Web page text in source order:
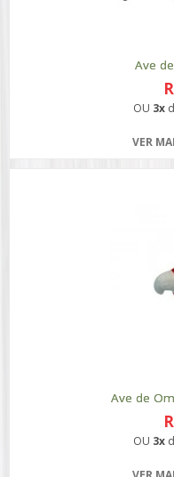
Ave
OU 3x
VER
Ave de
OU 3x